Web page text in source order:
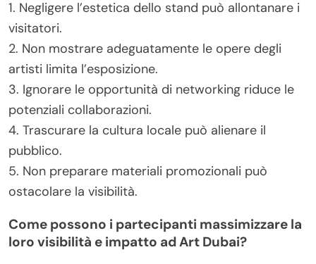
1. Negligere l’estetica dello stand può allontanare i
visitatori.
2. Non mostrare adeguatamente le opere degli
artisti limita l’esposizione.
3. Ignorare le opportunità di networking riduce le
potenziali collaborazioni.
4. Trascurare la cultura locale può alienare il
pubblico.
5. Non preparare materiali promozionali può
ostacolare la visibilità.
Come possono i partecipanti massimizzare la
loro visibilità e impatto ad Art Dubai?